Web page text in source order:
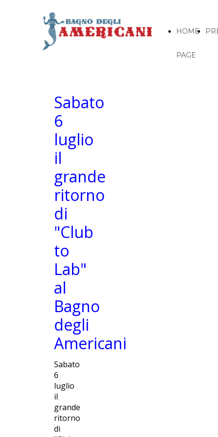
HOME
PAGE
Sabato
6
luglio
il
grande
ritorno
di
"Club
to
Lab"
al
Bagno
degli
Americani
Sabato
6
luglio
il
grande
ritorno
di